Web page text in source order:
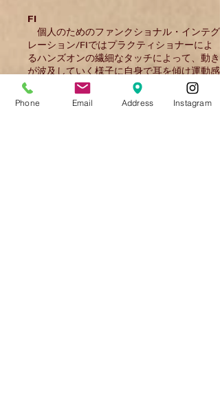
FI
個人のためのファンクショナル・インテグ
レーション/FIではプラクティショナーによ
るハンズオンの繊細なタッチによって、動き
が波及していく様子に自身で耳を傾け運動感
覚とコミュニケーションをとっていきながら
機能統合していく手法です。
Phone Email Address Instagram